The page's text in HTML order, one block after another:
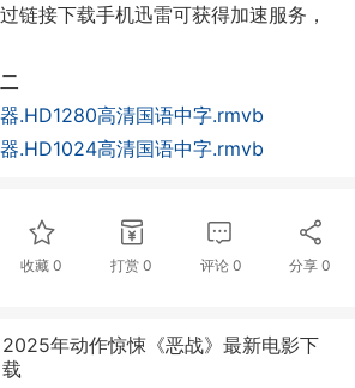
链接下载手机迅雷可获得加速服务，
.HD1280高清国语中字.rmvb
.HD1024高清国语中字.rmvb
收藏0 打赏 0 评论 0 分享0
2025年动作惊悚《恶战》最新电影下
载